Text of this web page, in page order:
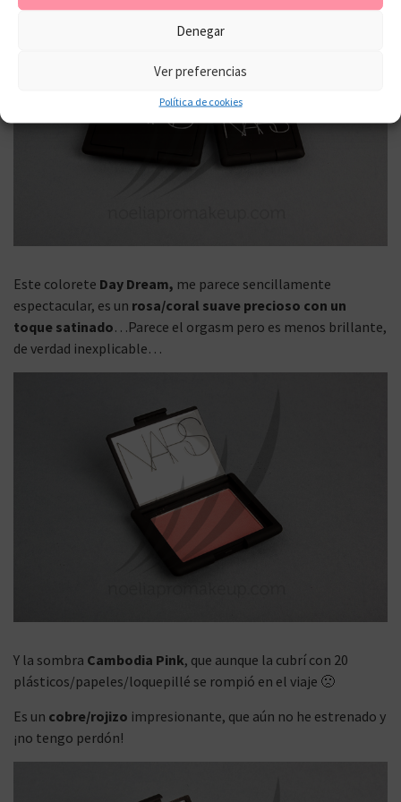
Denegar
Ver preferencias
Política de cookies
Este colorete Day Dream, me parece sencillamente
espectacular, es un rosa/coral suave precioso con un
toque satinado…Parece el orgasm pero es menos brillante,
de verdad inexplicable…
Y la sombra Cambodia Pink, que aunque la cubrí con 20
plásticos/papeles/loquepillé se rompió en el viaje 🙁
Es un cobre/rojizo impresionante, que aún no he estrenado y
¡no tengo perdón!